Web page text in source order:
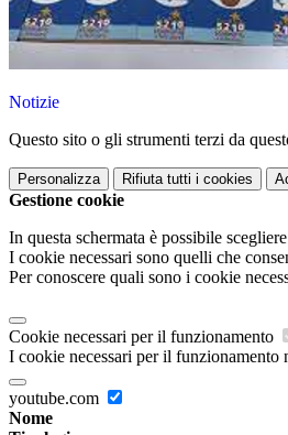
Notizie
Questo sito o gli strumenti terzi da
Personalizza Rifiuta tutti i cookies
Gestione cookie
In questa schermata è possibile
I cookie necessari sono quelli che
Per conoscere quali sono i cookie
Cookie necessari per il funzionamento
I cookie necessari per il funzionamento
youtube.com
Nome